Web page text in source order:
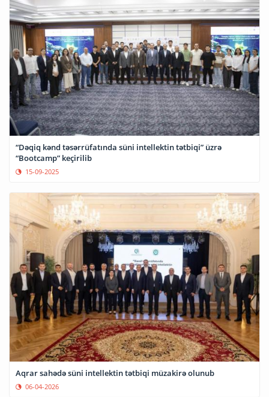
“Dəqiq kənd təsərrüfatında süni intellektin tətbiqi” üzrə
“Bootcamp” keçirilib
15-09-2025
Aqrar sahədə süni intellektin tətbiqi müzakirə olunub
06-04-2026